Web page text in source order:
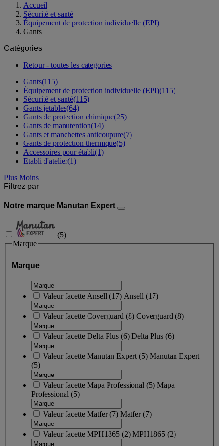
Accueil
Sécurité et santé
Équipement de protection individuelle (EPI)
Gants
Catégories
Retour - toutes les categories
Gants(115)
Équipement de protection individuelle (EPI)(115)
Sécurité et santé(115)
Gants jetables(64)
Gants de protection chimique(25)
Gants de manutention(14)
Gants et manchettes anticoupure(7)
Gants de protection thermique(5)
Accessoires pour établi(1)
Etabli d'atelier(1)
Plus Moins
Filtrez par
Notre marque Manutan Expert
(5)
Marque
Marque
Valeur facette Ansell (17) Ansell (17)
Valeur facette Coverguard (8) Coverguard (8)
Valeur facette Delta Plus (6) Delta Plus (6)
Valeur facette Manutan Expert(5) Manutan Expert
(5)
Valeur facette Mapa Professional (5) Mapa
Professional (5)
Valeur facette Matfer(7) Matfer(7)
Valeur facette MPH1865 (2) MPH1865 (2)